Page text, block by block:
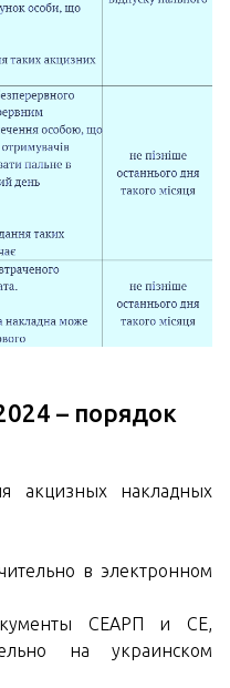
– порядок
акцизных накладных
в электронном
СЕАРП и СЕ,
на украинском